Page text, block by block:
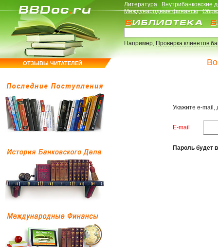
ОТЗЫВЫ ЧИТАТЕЛЕЙ
Литература
Внутрибанковские
Международные финансы
Например,Проверка клиентов
Укажите e-mail,
E-mail
Пароль будет